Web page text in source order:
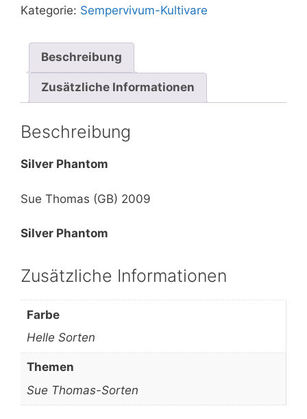
Kategorie: Sempervivum-Kultivare
Beschreibung
Zusätzliche Informationen
Beschreibung
Silver Phantom
Sue Thomas (GB) 2009
Silver Phantom
Zusätzliche Informationen
Farbe
Helle Sorten
Themen
Sue Thomas-Sorten